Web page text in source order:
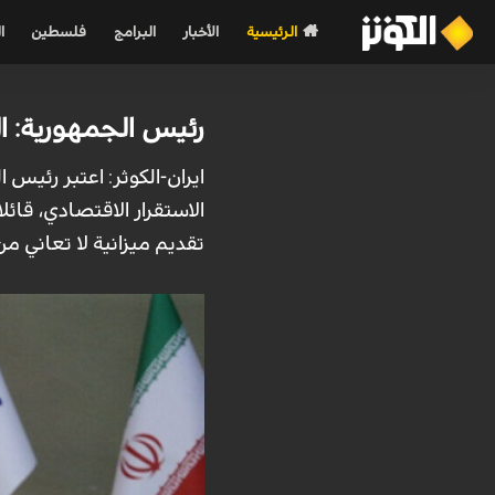
الرئيسية الأخبار البرامج فلسطين
رئيس الجمهورية:
الاستقرار الاقتصادي،
تقديم ميزانية لا تعاني